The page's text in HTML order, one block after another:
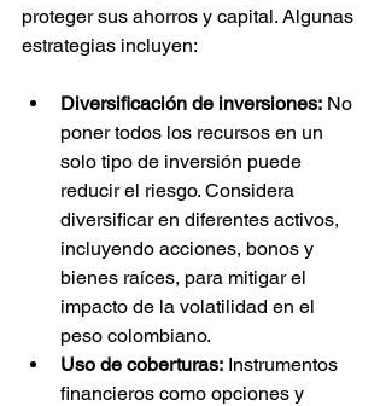
proteger sus ahorros y capital. Algunas
estrategias incluyen:
Diversificación de inversiones: No
poner todos los recursos en un
solo tipo de inversión puede
reducir el riesgo. Considera
diversificar en diferentes activos,
incluyendo acciones, bonos y
bienes raíces, para mitigar el
impacto de la volatilidad en el
peso colombiano.
Uso de coberturas: Instrumentos
financieros como opciones y